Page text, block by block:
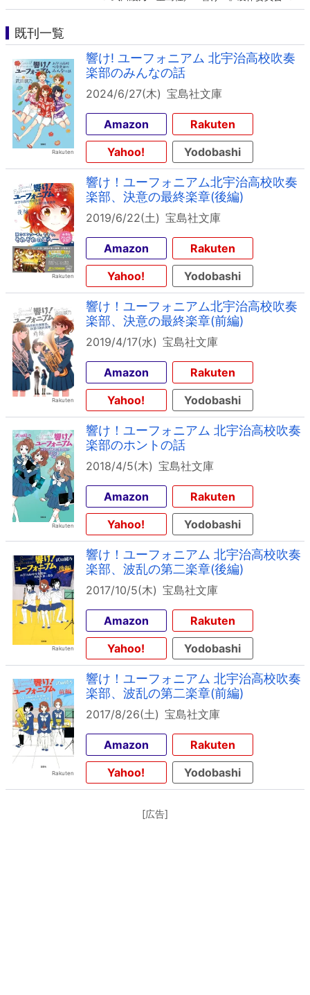
既刊一覧
響け! ユーフォニアム 北宇治高校吹奏
楽部のみんなの話
2024/6/27(木) 宝島社文庫
Amazon
Rakuten
Yahoo!
Yodobashi
響け！ユーフォニアム北宇治高校吹奏
楽部、決意の最終楽章(後編)
2019/6/22(土) 宝島社文庫
Amazon
Rakuten
Yahoo!
Yodobashi
響け！ユーフォニアム北宇治高校吹奏
楽部、決意の最終楽章(前編)
2019/4/17(水) 宝島社文庫
Amazon
Rakuten
Yahoo!
Yodobashi
響け！ユーフォニアム 北宇治高校吹奏
楽部のホントの話
2018/4/5(木) 宝島社文庫
Amazon
Rakuten
Yahoo!
Yodobashi
響け！ユーフォニアム 北宇治高校吹奏
楽部、波乱の第二楽章(後編)
2017/10/5(木) 宝島社文庫
Amazon
Rakuten
Yahoo!
Yodobashi
響け！ユーフォニアム 北宇治高校吹奏
楽部、波乱の第二楽章(前編)
2017/8/26(土) 宝島社文庫
Amazon
Rakuten
Yahoo!
Yodobashi
[広告]